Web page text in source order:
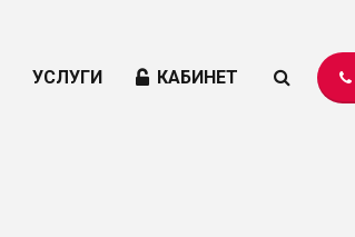
КАБИНЕТ
УСЛУГИ